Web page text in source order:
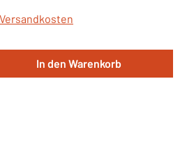
den gewünschten
In den Warenkorb